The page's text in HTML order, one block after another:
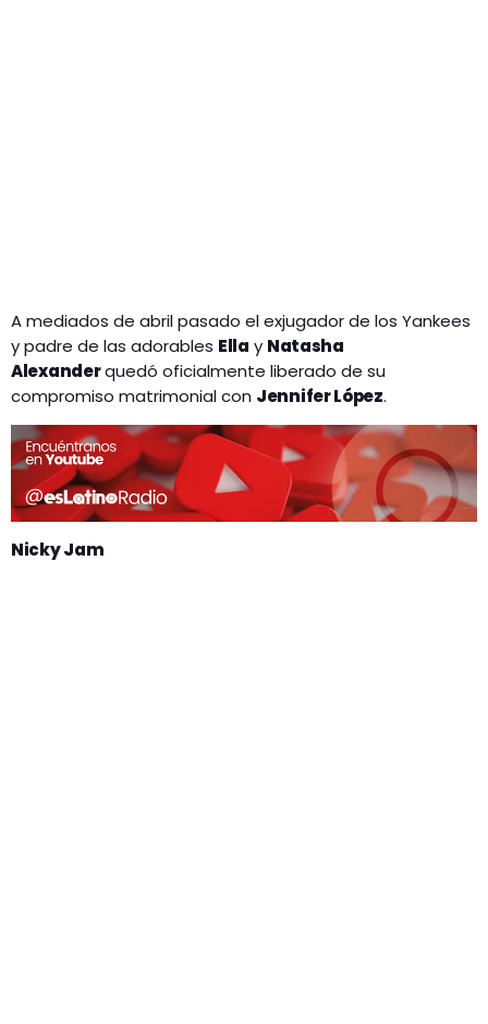
A mediados de abril pasado el exjugador de los Yankees
y padre de las adorables Ella y Natasha
Alexanderquedó oficialmente liberado de su
compromiso matrimonial con Jennifer López.
Nicky Jam